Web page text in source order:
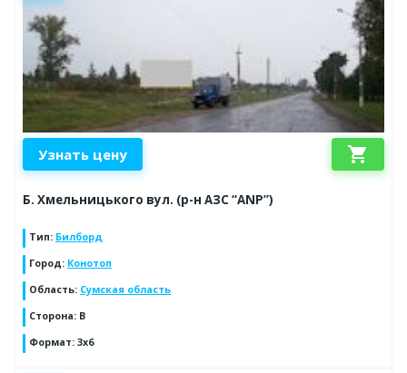
Узнать цену shopping_cart
Б. Хмельницького вул. (р-н АЗС “ANP”)
Тип: Билборд
Город: Конотоп
Область: Сумская область
Сторона: B
Формат: 3x6